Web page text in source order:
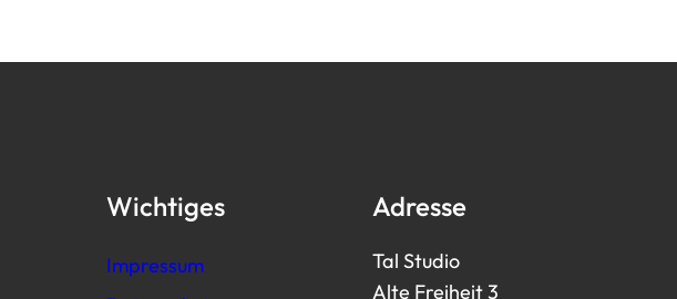
Wichtiges
Impressum
Adresse
Tal Studio
Alte Freiheit 3